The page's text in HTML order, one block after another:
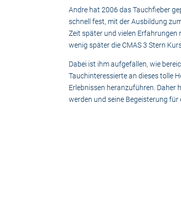
Andre hat 2006 das Tauchfieber
schnell fest, mit der Ausbildung
Zeit später und vielen Erfahrungen
wenig später die CMAS 3 Stern
Dabei ist ihm aufgefallen, wie
Tauchinteressierte an dieses tolle
Erlebnissen heranzuführen. Daher
werden und seine Begeisterung